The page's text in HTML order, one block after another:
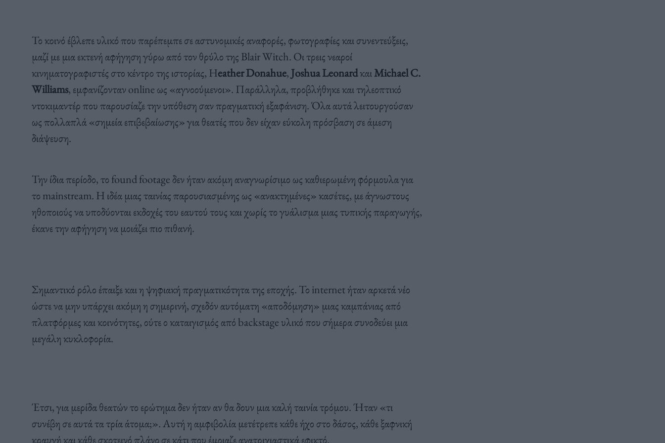
Το κοινό έβλεπε υλικό που παρέπεμπε σε αστυνομικές αναφορές, φωτογραφίες και συνεντεύξεις,
μαζί με μια εκτενή αφήγηση γύρω από τον θρύλο της Blair Witch. Οι τρεις νεαροί
κινηματογραφιστές στο κέντρο της ιστορίας, Heather Donahue, Joshua LeonardκαιMichael C.
Williams, εμφανίζονταν online ως «αγνοούμενοι». Παράλληλα, προβλήθηκε και τηλεοπτικό
ντοκιμαντέρ που παρουσίαζε την υπόθεση σαν πραγματική εξαφάνιση. Όλα αυτά λειτουργούσαν
ως πολλαπλά «σημεία επιβεβαίωσης» για θεατές που δεν είχαν εύκολη πρόσβαση σε άμεση
διάψευση.
Την ίδια περίοδο, το found footage δεν ήταν ακόμη αναγνωρίσιμο ως καθιερωμένη φόρμουλα για
το mainstream. Η ιδέα μιας ταινίας παρουσιασμένης ως «ανακτημένες» κασέτες, με άγνωστους
ηθοποιούς να υποδύονται εκδοχές του εαυτού τους και χωρίς το γυάλισμα μιας τυπικής παραγωγής,
έκανε την αφήγηση να μοιάζει πιο πιθανή.
Σημαντικό ρόλο έπαιξε και η ψηφιακή πραγματικότητα της εποχής. Το internet ήταν αρκετά νέο
ώστε να μην υπάρχει ακόμη η σημερινή, σχεδόν αυτόματη «αποδόμηση» μιας καμπάνιας από
πλατφόρμες και κοινότητες, ούτε ο καταιγισμός από backstage υλικό που σήμερα συνοδεύει μια
μεγάλη κυκλοφορία.
Έτσι, για μερίδα θεατών το ερώτημα δεν ήταν αν θα δουν μια καλή ταινία τρόμου. Ήταν «τι
συνέβη σε αυτά τα τρία άτομα;». Αυτή η αμφιβολία μετέτρεπε κάθε ήχο στο δάσος, κάθε ξαφνική
κραυγή και κάθε σκοτεινό πλάνο σε κάτι που έμοιαζε ανατριχιαστικά εφικτό.